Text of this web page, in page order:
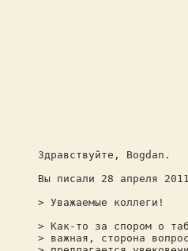
Здравствуйте, Bogdan.
Вы писали 28 апреля
> Уважаемые коллеги!
> Как-то за спором о
> важная, сторона